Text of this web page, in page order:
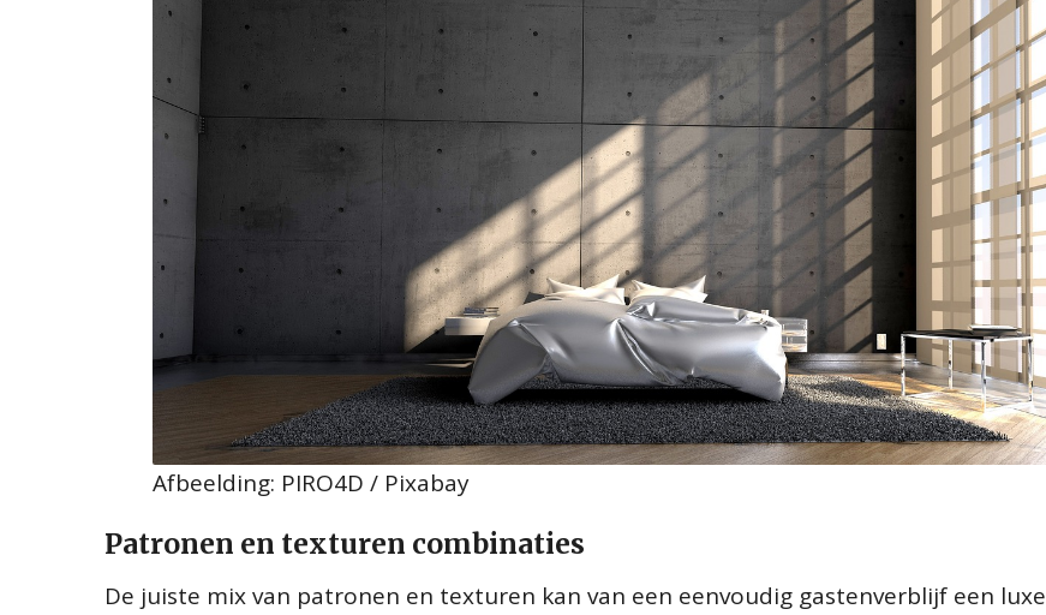
Afbeelding: PIRO4D / Pixabay
Patronen en texturen combinaties
De juiste mix van patronen en texturen kan van een eenvoudig gastenverblijf een luxe